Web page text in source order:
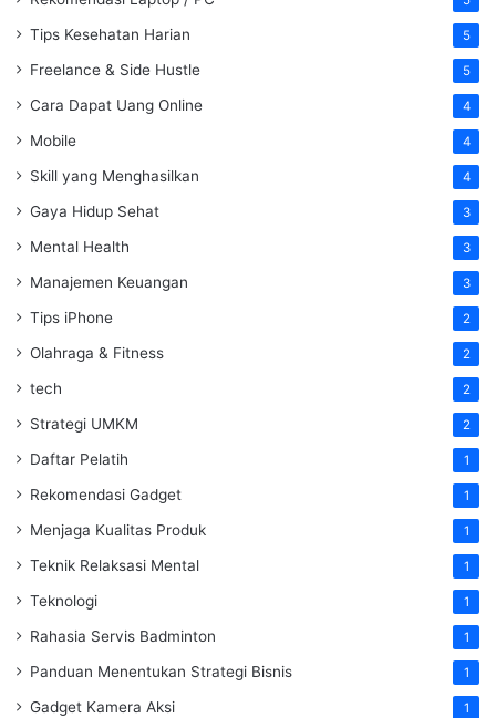
Tips Kesehatan Harian 5
Freelance & Side Hustle 5
Cara Dapat Uang Online 4
Mobile 4
Skill yang Menghasilkan 4
Gaya Hidup Sehat 3
Mental Health 3
Manajemen Keuangan 3
Tips iPhone 2
Olahraga & Fitness 2
tech 2
Strategi UMKM 2
Daftar Pelatih 1
Rekomendasi Gadget 1
Menjaga Kualitas Produk 1
Teknik Relaksasi Mental 1
Teknologi 1
Rahasia Servis Badminton 1
Panduan Menentukan Strategi Bisnis 1
Gadget Kamera Aksi 1